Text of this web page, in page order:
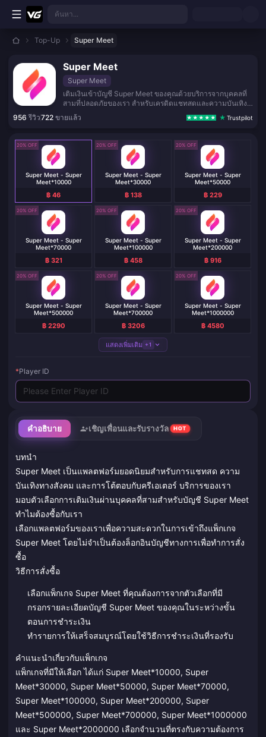
ข้ามไปเนื้อหาหลัก
ค้นหา...
Top-Up Super Meet
Super Meet
Super Meet
เติมเงินเข้าบัญชี Super Meet ของคุณด้วยบริการจากบุคคลที่
สามที่ปลอดภัยของเรา สำหรับเครดิตแชทสดและความบันเทิง
ทางสังคม
956 รีวิว722 ขายแล้ว Trustpilot
คำอธิบาย เชิญเพื่อนและรับรางวัล HOT
บทนำ
Super Meet เป็นแพลตฟอร์มยอดนิยมสำหรับการแชทสด ความ
บันเทิงทางสังคม และการโต้ตอบกับครีเอเตอร์ บริการของเรา
มอบตัวเลือกการเติมเงินผ่านบุคคลที่สามสำหรับบัญชี Super Meet
ทำไมต้องซื้อกับเรา
เลือกแพลตฟอร์มของเราเพื่อความสะดวกในการเข้าถึงแพ็กเกจ
Super Meet โดยไม่จำเป็นต้องล็อกอินบัญชีทางการเพื่อทำการสั่ง
ซื้อ
วิธีการสั่งซื้อ
เลือกแพ็กเกจ Super Meet ที่คุณต้องการจากตัวเลือกที่มี
กรอกรายละเอียดบัญชี Super Meet ของคุณในระหว่างขั้น
ตอนการชำระเงิน
ทำรายการให้เสร็จสมบูรณ์โดยใช้วิธีการชำระเงินที่รองรับ
คำแนะนำเกี่ยวกับแพ็กเกจ
แพ็กเกจที่มีให้เลือก ได้แก่ Super Meet*10000, Super
Meet*30000, Super Meet*50000, Super Meet*70000,
Super Meet*100000, Super Meet*200000, Super
Meet*500000, Super Meet*700000, Super Meet*1000000
และ Super Meet*2000000 เลือกจำนวนที่ตรงกับความต้องการ
20% OFF
Super Meet - Super
Meet*10000
฿ 46
20% OFF
Super Meet - Super
Meet*30000
฿ 138
20% OFF
Super Meet - Super
Meet*50000
฿ 229
20% OFF
Super Meet - Super
Meet*70000
฿ 321
20% OFF
Super Meet - Super
Meet*100000
฿ 458
20% OFF
Super Meet - Super
Meet*200000
฿ 916
20% OFF
Super Meet - Super
Meet*500000
฿ 2290
20% OFF
Super Meet - Super
Meet*700000
฿ 3206
20% OFF
Super Meet - Super
Meet*1000000
฿ 4580
แสดงเพิ่มเติม +1
*Player ID